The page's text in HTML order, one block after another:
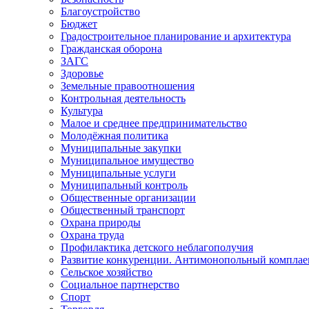
Благоустройство
Бюджет
Градостроительное планирование и архитектура
Гражданская оборона
ЗАГС
Здоровье
Земельные правоотношения
Контрольная деятельность
Культура
Малое и среднее предпринимательство
Молодёжная политика
Муниципальные закупки
Муниципальное имущество
Муниципальные услуги
Муниципальный контроль
Общественные организации
Общественный транспорт
Охрана природы
Охрана труда
Профилактика детского неблагополучия
Развитие конкуренции. Антимонопольный
Сельское хозяйство
Социальное партнерство
Спорт